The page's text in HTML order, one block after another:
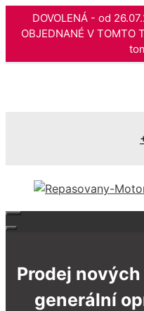
DOVOLENÁ - od
OBJEDNANÉ V TOMTO
Prodej
generální